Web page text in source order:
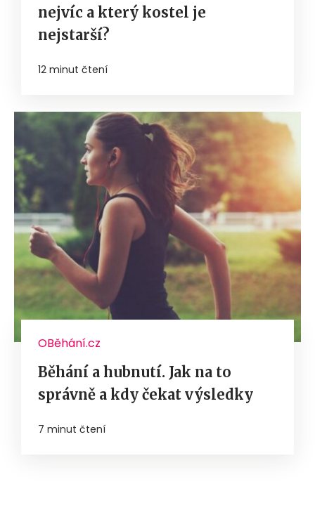
nejvíc a který kostel je
nejstarší?
12 minut čtení
OBěhání.cz
Běhání a hubnutí. Jak na to
správně a kdy čekat výsledky
7 minut čtení